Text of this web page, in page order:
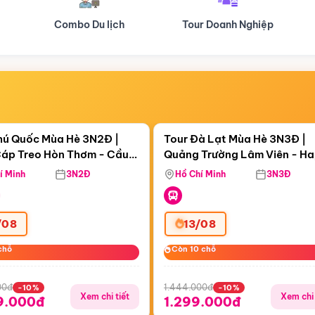
Tour Doanh Nghiệp Du lịch Hành Hương
13:24:11
Treo Hòn Thơm
Quốc Mùa Hè 3N2Đ |
Treo Hòn Thơm - Cầu
Viên Nước Aquatopia
Minh 3N2Đ
-10%
Xem chi tiết
Còn05 ngày 13:24:11
Tour Đà Lạt Mùa Hè 3N3Đ |
Quảng Trường Lâm Viên -
Hill - Puppy Farm
Hồ Chí Minh 3N3Đ
13/08
Còn 10 chỗ
Còn 10 chỗ
1.444.000đ -10%
1.299.000đ Xem